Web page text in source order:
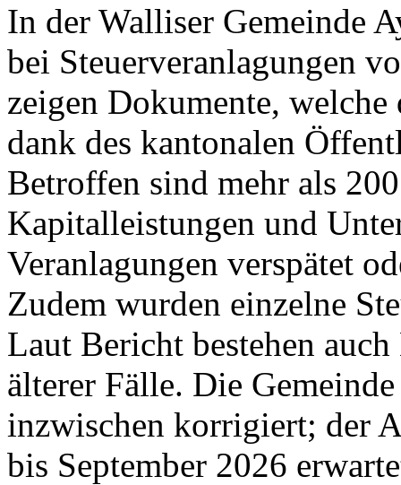
In der Walliser Gemeinde
bei Steuerveranlagungen
zeigen Dokumente,
dank des kantonalen
Betroffen sind mehr als
Kapitalleistungen und
Veranlagungen verspätet
Zudem wurden einzelne
Laut Bericht bestehen
älterer Fälle. Die
inzwischen korrigiert; der
bis September 2026